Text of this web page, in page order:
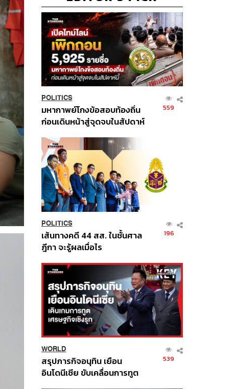
POLITICS
มหากาพย์โกงข้อสอบท้องถิ่น
ก่อนเดินหน้าสู่จุดจบในสัปดาห์
559
POLITICS
เส้นทางคดี 44 สส. ในชั้นศาล
ฎีกา จะรู้ผลเมื่อไร
196
WORLD
สรุปภารกิจอนุทิน เยือน
อินโดนีเซีย ขับเคลื่อนการทูต
539